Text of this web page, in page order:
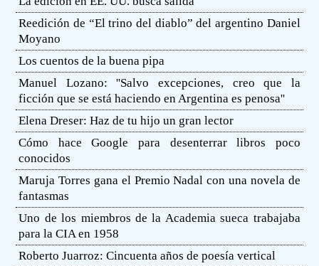
Reedición de “El trino del diablo” del argentino Daniel
Moyano
Los cuentos de la buena pipa
Manuel Lozano: ''Salvo excepciones, creo que la
ficción que se está haciendo en Argentina es penosa''
Elena Dreser: Haz de tu hijo un gran lector
Cómo hace Google para desenterrar libros poco
conocidos
Maruja Torres gana el Premio Nadal con una novela de
fantasmas
Uno de los miembros de la Academia sueca trabajaba
para la CIA en 1958
Roberto Juarroz: Cincuenta años de poesía vertical